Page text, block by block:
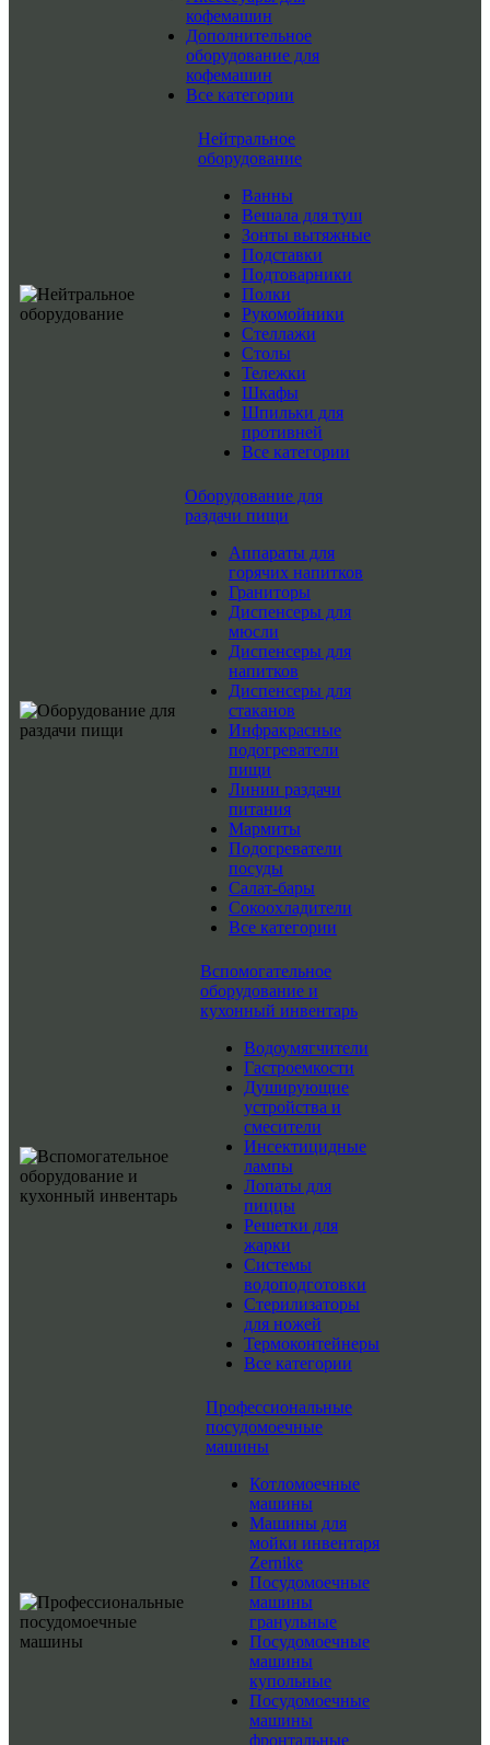
кофемашин
Дополнительное
оборудование для
кофемашин
Все категории
Нейтральное
оборудование
Ванны
Вешала для туш
Зонты вытяжные
Подставки
Подтоварники
Полки
Рукомойники
Стеллажи
Столы
Тележки
Шкафы
Шпильки для
противней
Все категории
Оборудование для
раздачи пищи
Аппараты для
горячих напитков
Граниторы
Диспенсеры для
мюсли
Диспенсеры для
напитков
Диспенсеры для
стаканов
Инфракрасные
подогреватели
пищи
Линии раздачи
питания
Мармиты
Подогреватели
посуды
Салат-бары
Сокоохладители
Все категории
Вспомогательное
оборудование и
кухонный инвентарь
Водоумягчители
Гастроемкости
Душирующие
устройства и
смесители
Инсектицидные
лампы
Лопаты для
пиццы
Решетки для
жарки
Системы
водоподготовки
Стерилизаторы
для ножей
Термоконтейнеры
Все категории
Профессиональные
посудомоечные
машины
Котломоечные
машины
Машины для
мойки инвентаря
Zernike
Посудомоечные
машины
гранульные
Посудомоечные
машины
купольные
Посудомоечные
машины
фронтальные